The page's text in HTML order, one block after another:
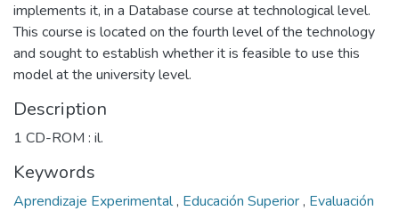
implements it, in a Database course at technological level.
This course is located on the fourth level of the technology
and sought to establish whether it is feasible to use this
model at the university level.
Description
1 CD-ROM : il.
Keywords
Aprendizaje Experimental, Educación Superior, Evaluación